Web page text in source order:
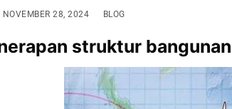
NOVEMBER 28, 2024 BLOG
struktur